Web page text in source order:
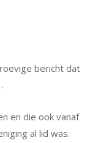
bericht dat
en die ook vanaf
al lid was.